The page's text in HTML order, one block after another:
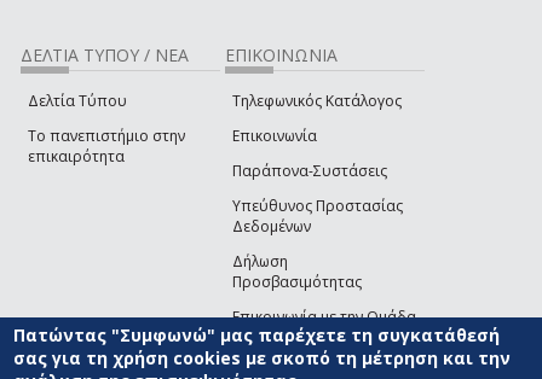
ΔΕΛΤΙΑ ΤΥΠΟΥ / ΝΕΑ
Δελτία Τύπου
Το πανεπιστήμιο στην
επικαιρότητα
ΕΠΙΚΟΙΝΩΝΙΑ
Τηλεφωνικός Κατάλογος
Επικοινωνία
Παράπονα-Συστάσεις
Υπεύθυνος Προστασίας
Δεδομένων
Δήλωση
Προσβασιμότητας
Επικοινωνία με την Ομάδα
Ανάπτυξης του site(link sends e-mail)
Πατώντας "Συμφωνώ" μας παρέχετε τη συγκατάθεσή
σας για τη χρήση cookies με σκοπό τη μέτρηση και την